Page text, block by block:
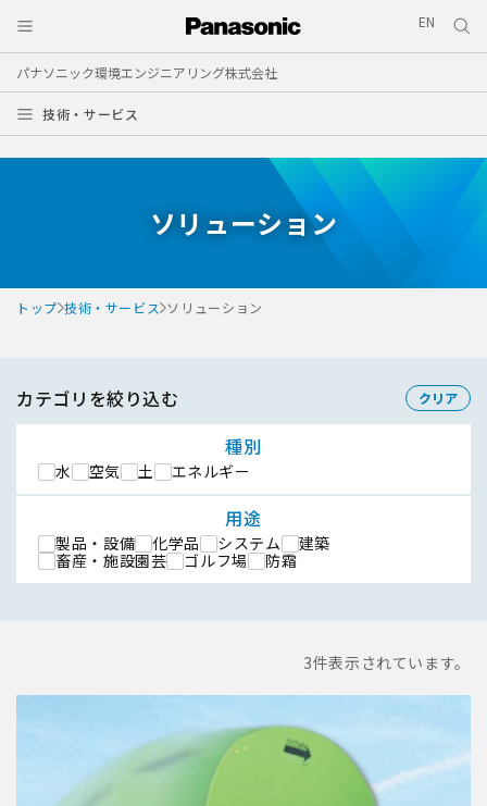
パナソニック環境エンジニアリング株式会社
EN
技術・サービス
ソリューション
トップ 技術・サービス ソリューション
カテゴリを絞り込む クリア
種別
水 空気 土 エネルギー
用途
製品・設備 化学品 システム
建築
畜産・施設園芸
ゴルフ場 防霜
3件表示されています。